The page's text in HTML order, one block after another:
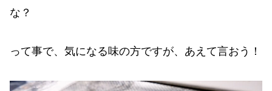
な？
って事で、気になる味の方ですが、あえて言おう！